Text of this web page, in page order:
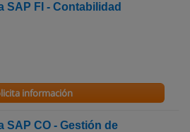
SAP FI - Contabilidad
información
SAP CO - Gestión de